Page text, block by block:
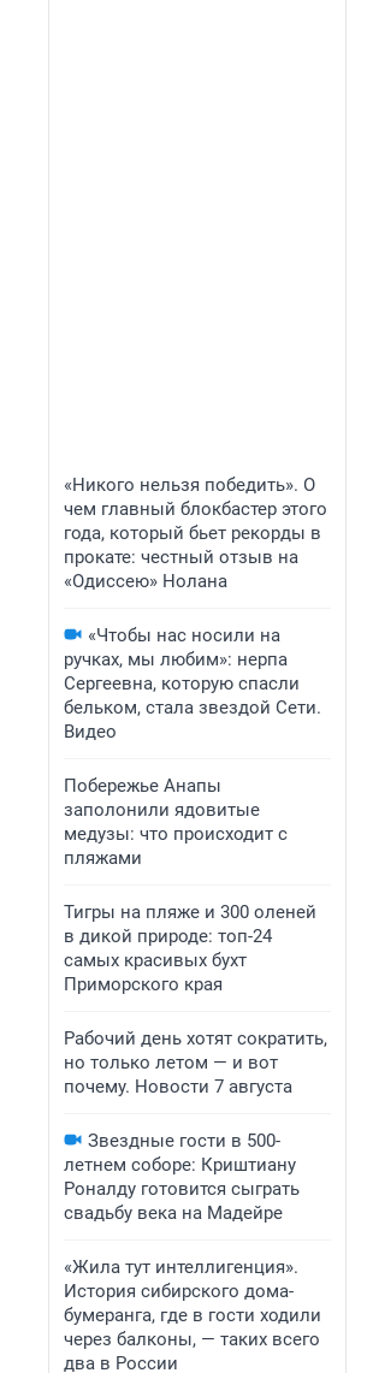
«Никого нельзя победить». О
чем главный блокбастер этого
года, который бьет рекорды в
прокате: честный отзыв на
«Одиссею» Нолана
«Чтобы нас носили на
ручках, мы любим»: нерпа
Сергеевна, которую спасли
бельком, стала звездой Сети.
Видео
Побережье Анапы
заполонили ядовитые
медузы: что происходит с
пляжами
Тигры на пляже и 300 оленей
в дикой природе: топ-24
самых красивых бухт
Приморского края
Рабочий день хотят сократить,
но только летом — и вот
почему. Новости 7 августа
Звездные гости в 500-
летнем соборе: Криштиану
Роналду готовится сыграть
свадьбу века на Мадейре
«Жила тут интеллигенция».
История сибирского дома-
бумеранга, где в гости ходили
через балконы, — таких всего
два в России